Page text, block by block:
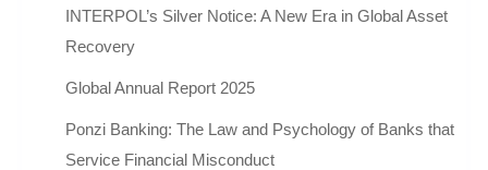
INTERPOL’s Silver Notice: A New Era in Global Asset
Recovery
Global Annual Report 2025
Ponzi Banking: The Law and Psychology of Banks that
Service Financial Misconduct